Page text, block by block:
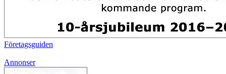
Företagsguiden
Annonser